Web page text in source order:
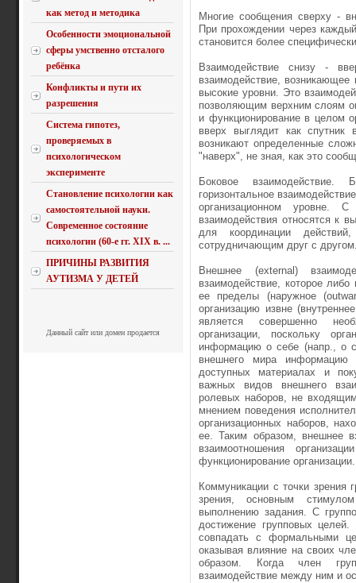
как метод и методика
Особенности эмоциональной
сферы умственно отсталого
ребёнка
Конфликты и пути их
разрешения
Система гипотез,
проверяемых в
психологическом
эксперименте
Становление психологии как
самостоятельной науки.
Современное состояние
психологии (60-е гг. XIX в. ...
ПРИЧИНЫ РАЗВИТИЯ
АУТИЗМА У ДЕТЕЙ
Данный сайт или домен продается
Многие сообщения сверху -
При прохождении через
становится более
Взаимодействие снизу -
взаимодействие,
высокие уровни. Это
позволяющим верхним слоям
и функционирование в целом
вверх выглядит как
возникают определенные
"наверх", не зная, как это
Боковое взаимодействие.
горизонтальное
организационном уровне. С
взаимодействия относятся к
для координации
сотрудничающим друг с
Внешнее (external)
взаимодействие, которое либо
ее пределы (наружное
организацию извне
является совершенно
организации, поскольку
информацию о себе (напр., о
внешнего мира информацию
доступных материалах и
важных видов внешнего
ролевых наборов, не
мнением поведения
организационных наборов,
ее. Таким образом, внешнее
взаимоотношения
функционирование организации.
Коммуникации с точки зрения
зрения, основным
выполнению задания. С
достижение групповых
совпадать с формальными
оказывая влияние на своих
образом. Когда член
взаимодействие между ним и